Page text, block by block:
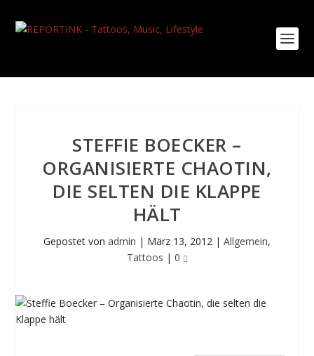
STEFFIE BOECKER –
ORGANISIERTE CHAOTIN,
DIE SELTEN DIE KLAPPE
HÄLT
Gepostet von admin | März 13, 2012 | Allgemein,
Tattoos | 0